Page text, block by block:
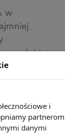
w
produkty
i
partnerom
danymi